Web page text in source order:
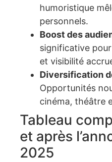
humoristique
personnels.
Boost des
significative pour
et visibilité
Diversification
Opportunités
cinéma, théâtre
Tableau
et après
2025